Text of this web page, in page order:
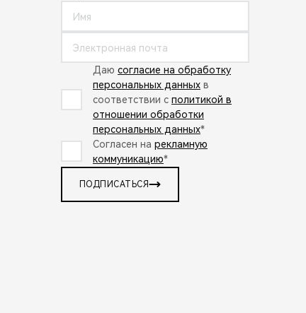
Даю согласие на обработку
персональных данных в
соответствии с политикой в
отношении обработки
персональных данных*
Согласен на рекламную
коммуникацию*
ПОДПИСАТЬСЯ